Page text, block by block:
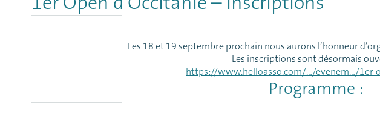
Les 18 et 19 septembre prochain nous aurons l’honneur
Les inscriptions sont désormais
https://www.helloasso.com/…/evenem…/1er-
Programme :